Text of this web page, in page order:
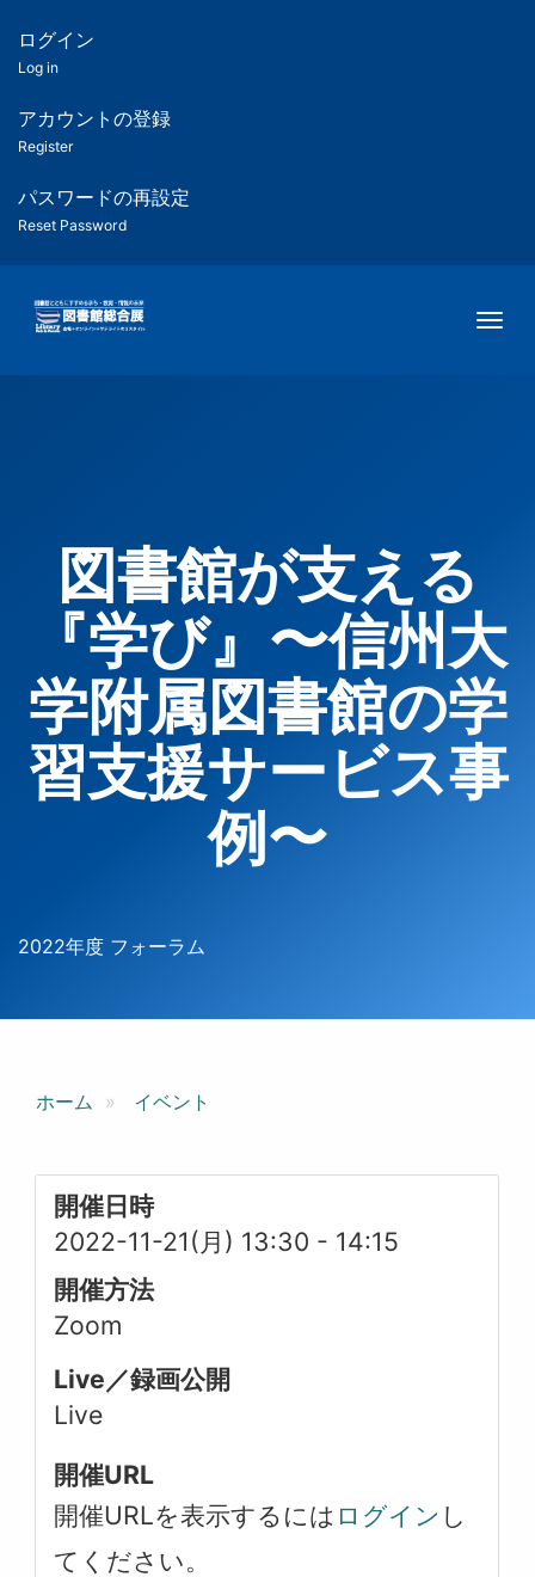
ツ
匿
名
ユ
ー
ー
用
メ
ログイン
Log in
アカウントの登録
Register
パスワードの再設定
Reset Password
図書館が支える
『学び』〜信州大
学附属図書館の学
習支援サービス事
例〜
2022年度 フォーラム
ホーム イベント
開催日時
2022-11-21(月) 13:30 - 14:15
開催方法
Zoom
Live／録画公開
Live
開催URL
開催URLを表示するには ログイン し
てください。